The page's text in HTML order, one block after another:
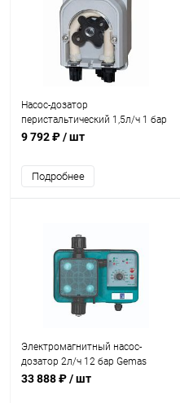
Насос-дозатор
перистальтический 1,5л/ч 1 бар
Gemas (06PD0302)
9 792 ₽/ шт
Подробнее
Электромагнитный насос-
дозатор 2л/ч 12 бар Gemas
(06MD0212)
33 888 ₽/ шт